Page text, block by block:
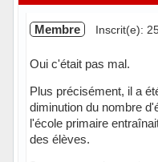
Membre Inscrit(e):
Oui c'était pas mal.
Plus précisément, il a
diminution du nombre
l'école primaire
des élèves.